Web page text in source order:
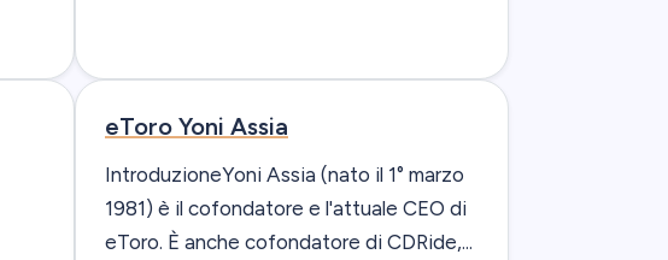
eToro Yoni Assia
IntroduzioneYoni Assia (nato il 1° marzo
1981) è il cofondatore e l'attuale CEO di
eToro. È anche cofondatore di CDRide,...